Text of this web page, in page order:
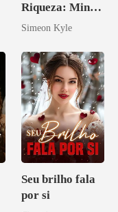
Riqueza: Minha
Vingança
Simeon Kyle
Seu brilho fala
por si